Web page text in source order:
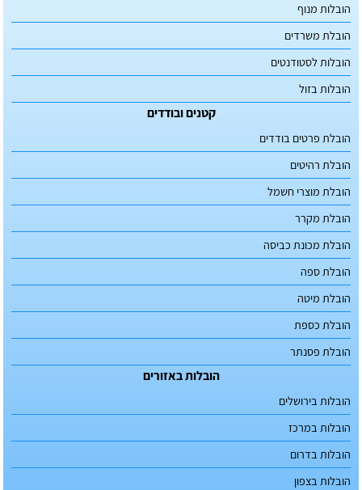
הובלות מנוף
הובלת משרדים
הובלות לסטודנטים
הובלות בזול
קטנים ובודדים
הובלת פרטים בודדים
הובלת רהיטים
הובלת מוצרי חשמל
הובלת מקרר
הובלת מכונת כביסה
הובלת ספה
הובלת מיטה
הובלת כספת
הובלת פסנתר
הובלות באזורים
הובלות בירושלים
הובלות במרכז
הובלות בדרום
הובלות בצפון